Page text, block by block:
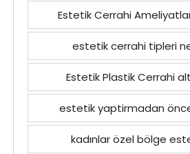
Estetik Cerrahi
estetik cerrahi tipleri
Estetik Plastik Cerrahi
estetik yaptirmadan
kadınlar özel bölge